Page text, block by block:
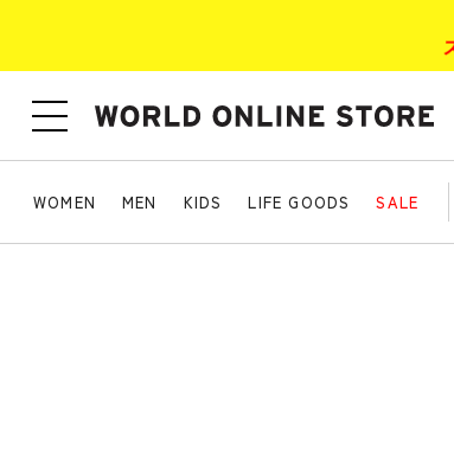
WOMEN MEN KIDS LIFE GOODS SALE